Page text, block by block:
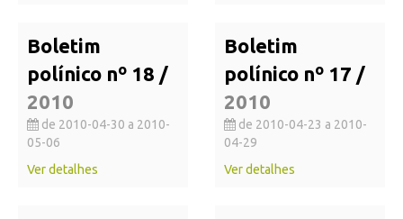
Boletim
polínico nº 18 /
2010
de 2010-04-30 a 2010-
05-06
Ver detalhes
Boletim
polínico nº 17 /
2010
de 2010-04-23 a 2010-
04-29
Ver detalhes